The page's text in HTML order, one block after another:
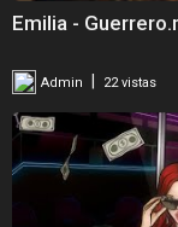
Emilia -
Admin 22 vistas